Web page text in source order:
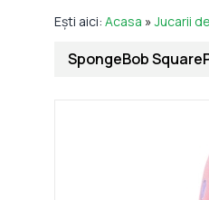
Ești aici:Acasa »Jucarii
SpongeBob